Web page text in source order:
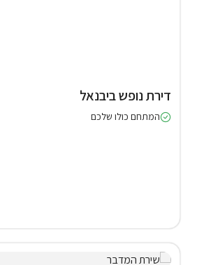
דירת נופש ביבנאל
המתחם כולו שלכם